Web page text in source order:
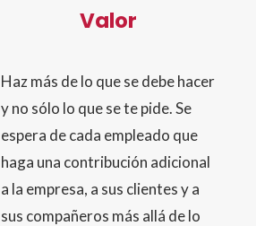
Valor
Haz más de lo que se debe hacer
y no sólo lo que se te pide. Se
espera de cada empleado que
haga una contribución adicional
a la empresa, a sus clientes y a
sus compañeros más allá de lo